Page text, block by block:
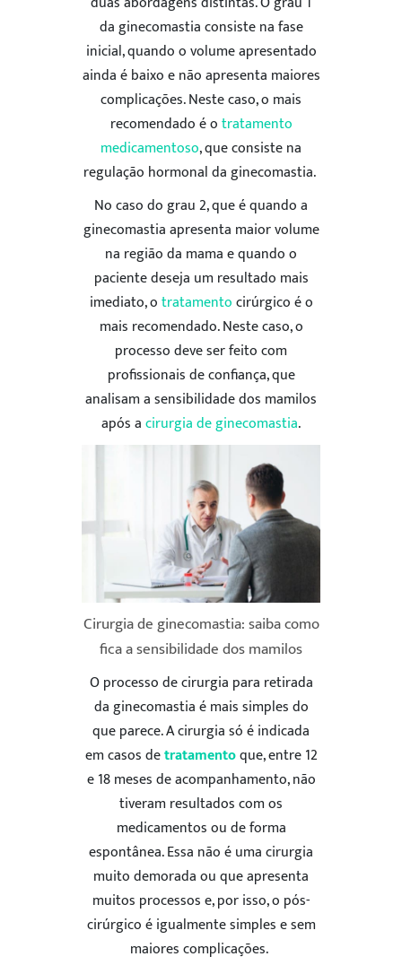
da ginecomastia consiste na fase
inicial, quando o volume apresentado
ainda é baixo e não apresenta maiores
complicações. Neste caso, o mais
recomendado é otratamento
medicamentoso, que consiste na
regulação hormonal da ginecomastia.
No caso do grau 2, que é quando a
ginecomastia apresenta maior volume
na região da mama e quando o
paciente deseja um resultado mais
imediato, otratamentocirúrgico é o
mais recomendado. Neste caso, o
processo deve ser feito com
profissionais de confiança, que
analisam asensibilidade dos mamilos
após acirurgia de ginecomastia.
Cirurgia de ginecomastia: saiba como
fica a sensibilidade dos mamilos
O processo de cirurgia para retirada
da ginecomastia é mais simples do
que parece. A cirurgia só é indicada
em casos detratamentoque, entre 12
e 18 meses de acompanhamento, não
tiveram resultados com os
medicamentos ou de forma
espontânea. Essa não é uma cirurgia
muito demorada ou que apresenta
muitos processos e, por isso, o pós-
cirúrgico é igualmente simples e sem
maiores complicações.